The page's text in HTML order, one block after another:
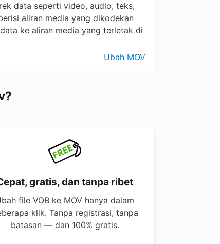
data seperti video, audio, teks,
aliran media yang dikodekan
ke aliran media yang terletak di
Ubah MOV
gratis, dan tanpa ribet
file VOB ke MOV hanya dalam
klik. Tanpa registrasi, tanpa
batasan — dan 100% gratis.